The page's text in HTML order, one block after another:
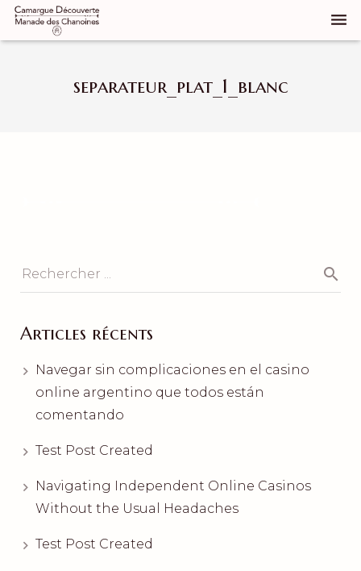
Notre manade
Galerie d’images
separateur_plat_1_blanc
Articles récents
Navegar sin complicaciones en el casino
online argentino que todos están
comentando
Test Post Created
Navigating Independent Online Casinos
Without the Usual Headaches
Test Post Created